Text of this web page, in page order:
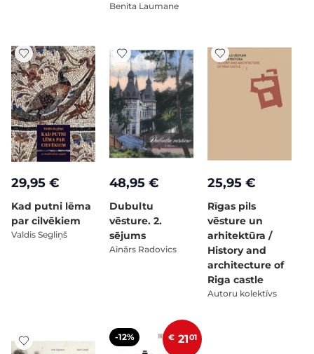
Benita Laumane
29,95 €
Kad putni lēma
par cilvēkiem
Valdis Segliņš
48,95 €
Dubultu
vēsture. 2.
sējums
Ainārs Radovics
25,95 €
Rīgas pils
vēsture un
arhitektūra /
History and
architecture of
Riga castle
Autoru kolektīvs
-12% € 2101